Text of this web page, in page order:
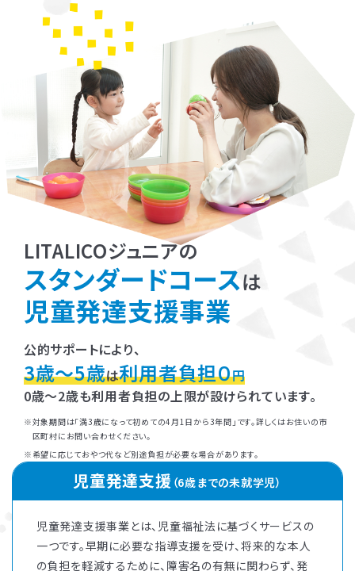
LITALICOジュニアの
スタンダードコースは
児童発達支援事業
公的サポートにより、
3歳～5歳は利用者負担０円
0歳～2歳も利用者負担の上限が設けられています。
対象期間は「満3歳になって初めての4月1日から3年間」です。詳しくはお住いの市
区町村にお問い合わせください。
希望に応じておやつ代など別途負担が必要な場合があります。
児童発達支援 （6歳までの未就学児）
児童発達支援事業とは、児童福祉法に基づくサービスの
一つです。早期に必要な指導支援を受け、将来的な本人
の負担を軽減するために、障害名の有無に関わらず、発